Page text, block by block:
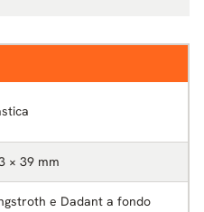
× 39 mm
e Dadant a fondo